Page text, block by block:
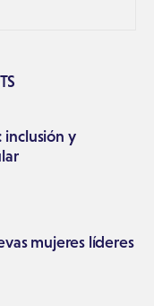
inclusión y
mujeres líderes